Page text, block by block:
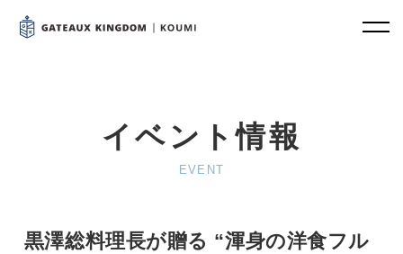
イベント情報
EVENT
黒澤総料理長が贈る “渾身の洋食フル